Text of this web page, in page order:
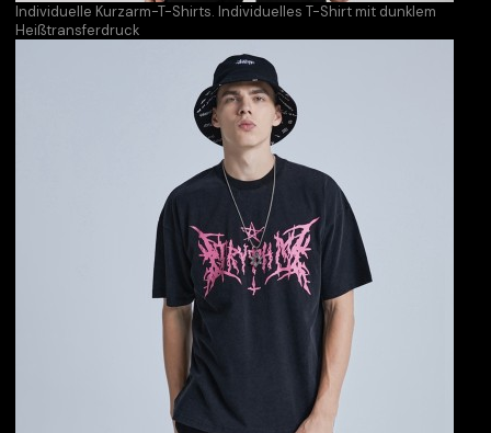
Individuelle Kurzarm-T-Shirts. Individuelles T-Shirt mit dunklem
Heißtransferdruck